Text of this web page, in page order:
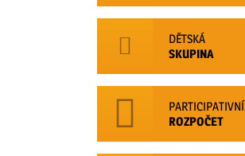
DĚTSKÁ
SKUPINA
PARTICIPATIVNÍ
ROZPOČET